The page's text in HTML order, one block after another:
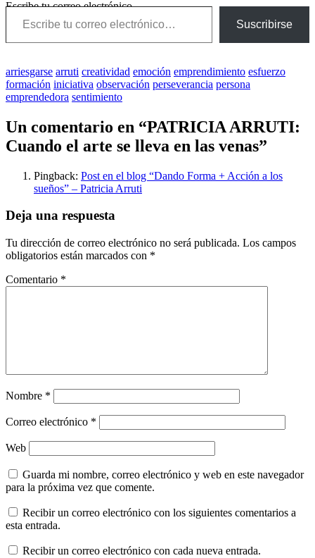
Escribe tu correo electrónico…
Suscribirse
arriesgarse arruti creatividad emoción emprendimiento esfuerzo
formación iniciativa observación perseverancia persona
emprendedora sentimiento
Un comentario en “PATRICIA ARRUTI:
Cuando el arte se lleva en las venas”
Pingback: Post en el blog “Dando Forma + Acción a los
sueños” – Patricia Arruti
Deja una respuesta
Tu dirección de correo electrónico no será publicada. Los campos
obligatorios están marcados con *
Comentario *
Nombre *
Correo electrónico *
Web
Guarda mi nombre, correo electrónico y web en este navegador
para la próxima vez que comente.
Recibir un correo electrónico con los siguientes comentarios a
esta entrada.
Recibir un correo electrónico con cada nueva entrada.